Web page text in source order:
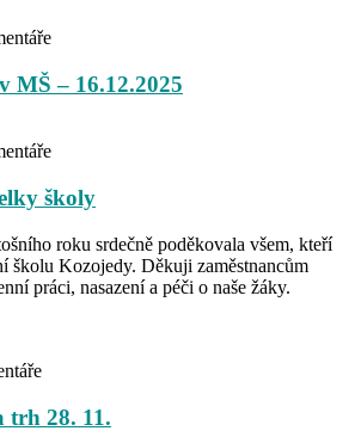
MŠ – 16.12.2025
školy
roku srdečně poděkovala všem, kteří
školu Kozojedy. Děkuji zaměstnancům
práci, nasazení a péči o naše žáky.
trh 28. 11.